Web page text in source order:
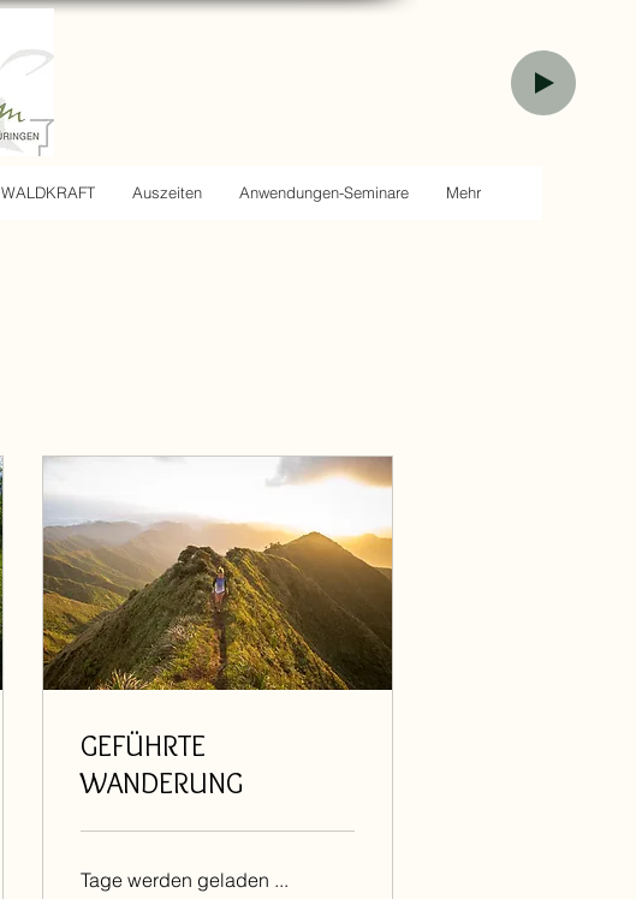
WALDKRAFT Auszeiten Anwendungen-Seminare Mehr
GEFÜHRTE
WANDERUNG
Tage werden geladen ...